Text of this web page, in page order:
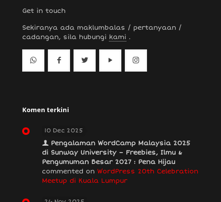
Get in touch
Sekiranya ada maklumbalas / pertanyaan /
cadangan, sila hubungi kami .
Komen terkini
10 Dec 2025
Pengalaman WordCamp Malaysia 2025
di Sunway University – Freebies, Ilmu &
Pengumuman Besar 2027 : Pena Hijau
commented on WordPress 20th Celebration
Meetup di Kuala Lumpur